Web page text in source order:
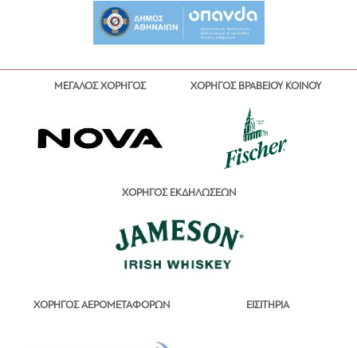
ΜΕΓΑΛΟΣ ΧΟΡΗΓΟΣ ΧΟΡΗΓΟΣ ΒΡΑΒΕΙΟΥ ΚΟΙΝΟΥ
ΧΟΡΗΓΟΣ ΕΚΔΗΛΩΣΕΩΝ
ΧΟΡΗΓΟΣ ΑΕΡΟΜΕΤΑΦΟΡΩΝ ΕΙΣΙΤΗΡΙΑ